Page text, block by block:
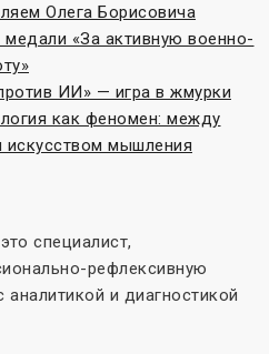
Олега Борисовича
«За активную военно-
ИИ» — игра в жмурки
как феномен: между
искусством мышления
специалист,
рефлексивную
и диагностикой